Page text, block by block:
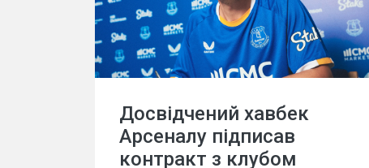
Досвідчений хавбек
Арсеналу підписав
контракт з клубом